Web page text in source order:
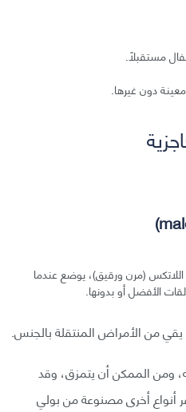
مستقبلًا.
دون غيرها.
(مرن ورقيق)، يوضع عندما
الأفضل أو بدونها.
من الأمراض المنتقلة بالجنس.
ومن الممكن أن يتمزق، وقد
أخرى مصنوعة من بولي